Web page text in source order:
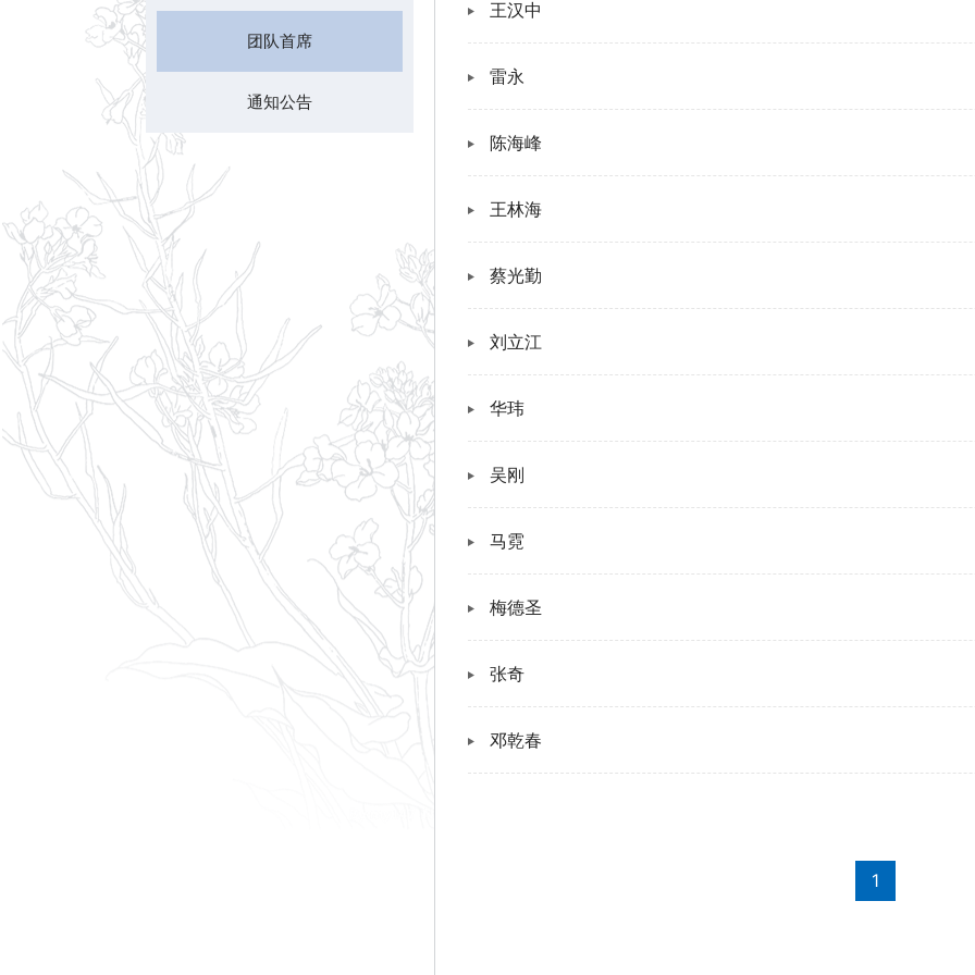
团队首席
通知公告
王汉中
雷永
陈海峰
王林海
蔡光勤
刘立江
华玮
吴刚
马霓
梅德圣
张奇
邓乾春
1